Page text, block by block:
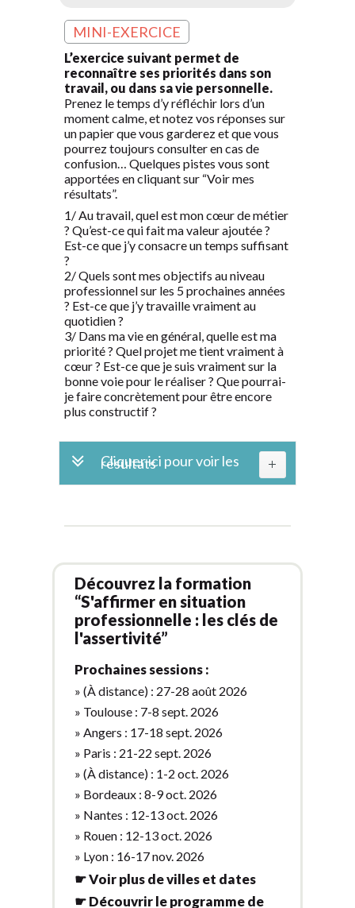
MINI-EXERCICE
L’exercice suivant permet de
reconnaître ses priorités dans son
travail, ou dans sa vie personnelle.
Prenez le temps d’y réfléchir lors d’un
moment calme, et notez vos réponses sur
un papier que vous garderez et que vous
pourrez toujours consulter en cas de
confusion… Quelques pistes vous sont
apportées en cliquant sur “Voir mes
résultats”.
1/ Au travail, quel est mon cœur de métier
? Qu’est-ce qui fait ma valeur ajoutée ?
Est-ce que j’y consacre un temps suffisant
?
2/ Quels sont mes objectifs au niveau
professionnel sur les 5 prochaines années
? Est-ce que j’y travaille vraiment au
quotidien ?
3/ Dans ma vie en général, quelle est ma
priorité ? Quel projet me tient vraiment à
cœur ? Est-ce que je suis vraiment sur la
bonne voie pour le réaliser ? Que pourrai-
je faire concrètement pour être encore
plus constructif ?
Cliquer ici pour voir les
résultats
Découvrez la formation
“S'affirmer en situation
professionnelle : les clés de
l'assertivité”
Prochaines sessions :
» (À distance) : 27-28 août 2026
» Toulouse : 7-8 sept. 2026
» Angers : 17-18 sept. 2026
» Paris : 21-22 sept. 2026
» (À distance) : 1-2 oct. 2026
» Bordeaux : 8-9 oct. 2026
» Nantes : 12-13 oct. 2026
» Rouen : 12-13 oct. 2026
» Lyon : 16-17 nov. 2026
☛ Voir plus de villes et dates
☛ Découvrir le programme de